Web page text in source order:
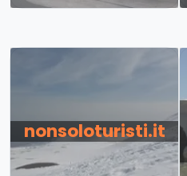
nonsoloturisti.it